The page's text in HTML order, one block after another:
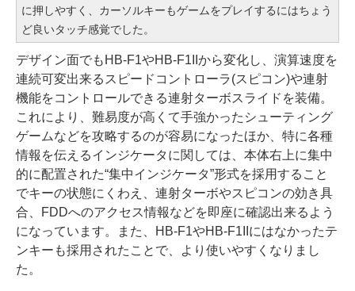
に押しやすく、カーソルキーもゲームをプレイするにはちょう
ど良いタッチ感覚でした。
デザイン面でもHB-F1やHB-F1IIから変化し、演算速度を
連続可変出来るスピードコントローラ(スピコン)や連射
機能をコントロールできる連射ターボスライドを装備。
これにより、難易度が高くて手強かったシューティング
ゲームなどを攻略するのが容易になったほか、特に各種
情報を伝えるインジケータに関しては、本体右上に集中
的に配置された“集中インジケータ”形式を採用すること
でキーの状態にくわえ、連射ターボやスピコンの効き具
合、FDDへのアクセス情報などを即座に確認出来るよう
になっています。また、HB-F1やHB-F1IIにはなかったテ
ンキーも採用されたことで、より使いやすくなりまし
た。